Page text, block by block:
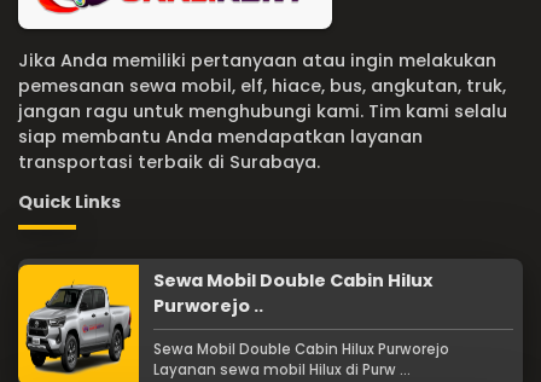
Jika Anda memiliki pertanyaan atau ingin melakukan
pemesanan sewa mobil, elf, hiace, bus, angkutan, truk,
jangan ragu untuk menghubungi kami. Tim kami selalu
siap membantu Anda mendapatkan layanan
transportasi terbaik di Surabaya.
Quick Links
Sewa Mobil Double Cabin Hilux
Purworejo ..
Sewa Mobil Double Cabin Hilux Purworejo
Layanan sewa mobil Hilux di Purw ...